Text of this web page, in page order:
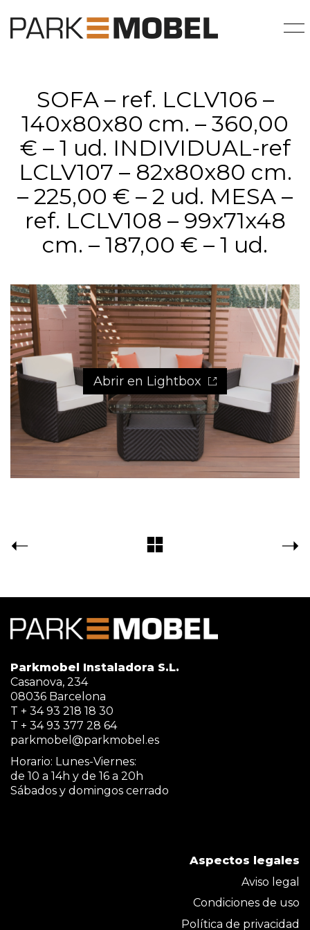
SOFA – ref. LCLV106 –
140x80x80 cm. – 360,00
€ – 1 ud. INDIVIDUAL-ref
LCLV107 – 82x80x80 cm.
– 225,00 € – 2 ud. MESA –
ref. LCLV108 – 99x71x48
cm. – 187,00 € – 1 ud.
Abrir en Lightbox
Parkmobel Instaladora S.L.
Casanova, 234
08036 Barcelona
T + 34 93 218 18 30
T + 34 93 377 28 64
parkmobel@parkmobel.es
Horario: Lunes-Viernes:
de 10 a 14h y de 16 a 20h
Sábados y domingos cerrado
Aspectos legales
Aviso legal
Condiciones de uso
Política de privacidad